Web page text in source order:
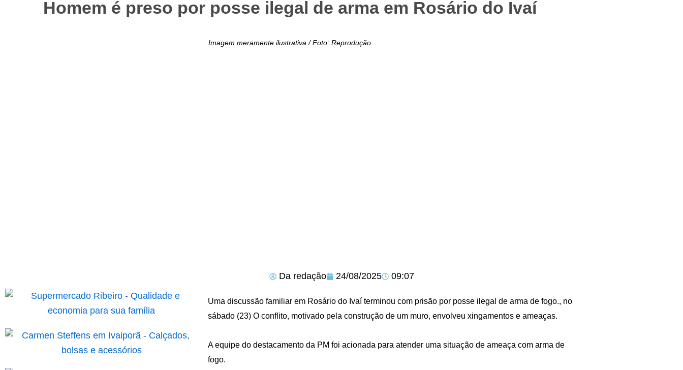
Homem é preso por posse ilegal de arma em Rosário do Ivaí
Imagem meramente ilustrativa / Foto: Reprodução
Da redação 24/08/2025 09:07
Uma discussão familiar em Rosário do Ivaí terminou com prisão por posse ilegal de arma de fogo., no
sábado (23) O conflito, motivado pela construção de um muro, envolveu xingamentos e ameaças.
A equipe do destacamento da PM foi acionada para atender uma situação de ameaça com arma de
fogo.